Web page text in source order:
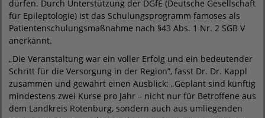
dürfen. Durch Unterstützung der DGfE (Deutsche Gesellschaft
für Epileptologie) ist das Schulungsprogramm famoses als
Patientenschulungsmaßnahme nach §43 Abs. 1 Nr. 2 SGB V
anerkannt.
„Die Veranstaltung war ein voller Erfolg und ein bedeutender
Schritt für die Versorgung in der Region”, fasst Dr. Dr. Kappl
zusammen und gewährt einen Ausblick: „Geplant sind künftig
mindestens zwei Kurse pro Jahr – nicht nur für Betroffene aus
dem Landkreis Rotenburg, sondern auch aus umliegenden